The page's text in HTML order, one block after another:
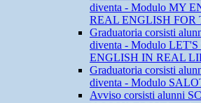
diventa - Modulo MY
REAL ENGLISH FOR
Graduatoria corsisti
diventa - Modulo
ENGLISH IN REAL
Graduatoria corsisti
diventa - Modulo
Avviso corsisti alunni